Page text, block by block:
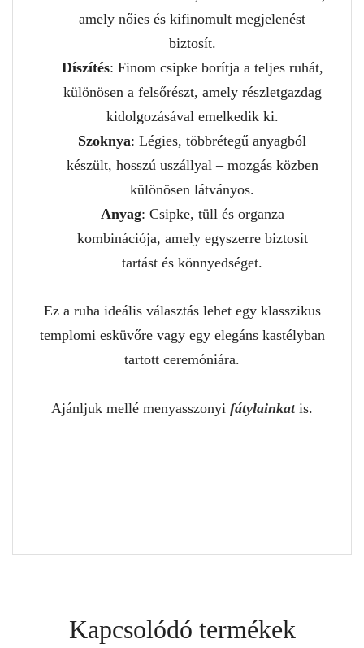
amely nőies és kifinomult megjelenést
biztosít.
Díszítés: Finom csipke borítja a teljes ruhát,
különösen a felsőrészt, amely részletgazdag
kidolgozásával emelkedik ki.
Szoknya: Légies, többrétegű anyagból
készült, hosszú uszállyal – mozgás közben
különösen látványos.
Anyag: Csipke, tüll és organza
kombinációja, amely egyszerre biztosít
tartást és könnyedséget.
Ez a ruha ideális választás lehet egy klasszikus
templomi esküvőre vagy egy elegáns kastélyban
tartott ceremóniára.
Ajánljuk mellé menyasszonyi fátylainkat is.
Kapcsolódó termékek